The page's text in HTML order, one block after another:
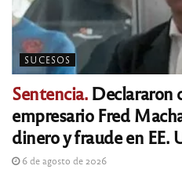
SUCESOS
Sentencia.Declararon
empresario Fred
dinero y fraude en EE.
6 de agosto de 2026